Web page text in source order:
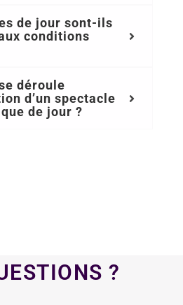
de jour sont-ils
conditions
déroule
d’un spectacle
de jour ?
?